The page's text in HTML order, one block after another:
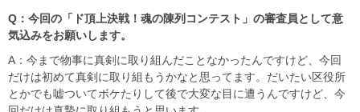
Q：今回の「ド頂上決戦！魂の陳列コンテスト」の審査員として意
気込みをお願いします。
A：今まで物事に真剣に取り組んだことなかったんですけど、今回
だけは初めて真剣に取り組もうかなと思ってます。だいたい区役所
とかでも嘘ついてボケたりして後で大変な目に遭うんですけど、今